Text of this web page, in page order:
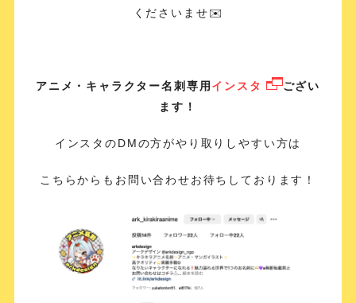
くださいませ✉️
アニメ・キャラクター名刺専用 インスタ
ござい
ます！
インスタのDMの方がやり取りしやすい方は
こちらからもお問い合わせお待ちしております！